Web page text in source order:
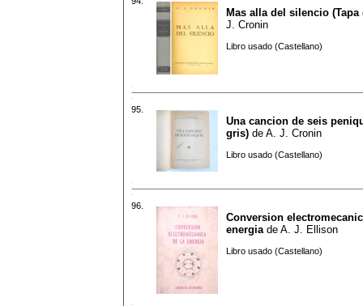
Mas alla del silencio (Tapa
J. Cronin
Libro usado (Castellano)
95.
Una cancion de seis
gris) de A. J. Cronin
Libro usado (Castellano)
96.
Conversion
energia de A. J. Ellison
Libro usado (Castellano)